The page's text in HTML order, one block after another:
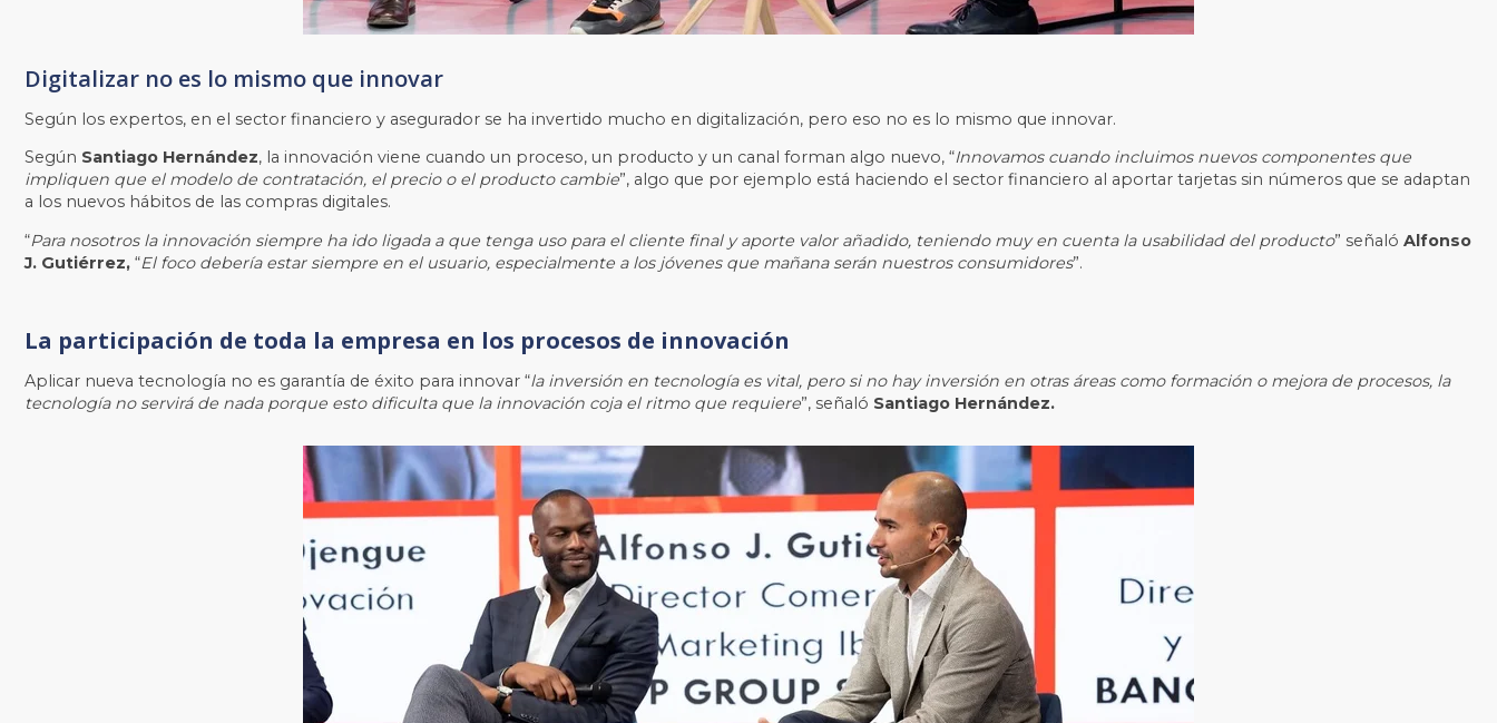
Digitalizar no es lo mismo que innovar
Según los expertos, en el sector financiero y asegurador se ha invertido mucho en digitalización, pero eso no es lo mismo que innovar.
Según Santiago Hernández, la innovación viene cuando un proceso, un producto y un canal forman algo nuevo, “Innovamos cuando incluimos nuevos componentes que
impliquen que el modelo de contratación, el precio o el producto cambie”, algo que por ejemplo está haciendo el sector financiero al aportar tarjetas sin números que se adaptan
a los nuevos hábitos de las compras digitales.
“Para nosotros la innovación siempre ha ido ligada a que tenga uso para el cliente final y aporte valor añadido, teniendo muy en cuenta la usabilidad del producto” señaló Alfonso
J. Gutiérrez, “El foco debería estar siempre en el usuario, especialmente a los jóvenes que mañana serán nuestros consumidores”.
La participación de toda la empresa en los procesos de innovación
Aplicar nueva tecnología no es garantía de éxito para innovar “la inversión en tecnología es vital, pero si no hay inversión en otras áreas como formación o mejora de procesos, la
tecnología no servirá de nada porque esto dificulta que la innovación coja el ritmo que requiere”, señaló Santiago Hernández.